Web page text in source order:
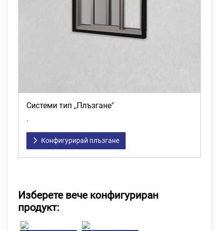
Системи тип ,,Плъзгане"
.
Конфигурирай плъзгане
Изберете вече конфигуриран
продукт: